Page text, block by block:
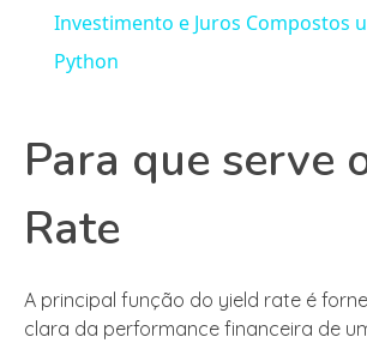
Investimento e Juros Compostos
Python
Para que serve
Rate
A principal função do yield rate é
clara da performance financeira de